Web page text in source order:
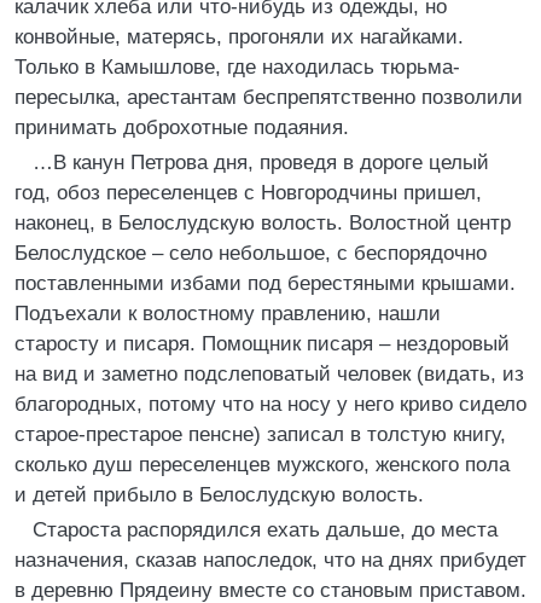
калачик хлеба или что-нибудь из одежды, но
конвойные, матерясь, прогоняли их нагайками.
Только в Камышлове, где находилась тюрьма-
пересылка, арестантам беспрепятственно позволили
принимать доброхотные подаяния.
…В канун Петрова дня, проведя в дороге целый
год, обоз переселенцев с Новгородчины пришел,
наконец, в Белослудскую волость. Волостной центр
Белослудское – село небольшое, с беспорядочно
поставленными избами под берестяными крышами.
Подъехали к волостному правлению, нашли
старосту и писаря. Помощник писаря – нездоровый
на вид и заметно подслеповатый человек (видать, из
благородных, потому что на носу у него криво сидело
старое-престарое пенсне) записал в толстую книгу,
сколько душ переселенцев мужского, женского пола
и детей прибыло в Белослудскую волость.
Староста распорядился ехать дальше, до места
назначения, сказав напоследок, что на днях прибудет
в деревню Прядеину вместе со становым приставом.